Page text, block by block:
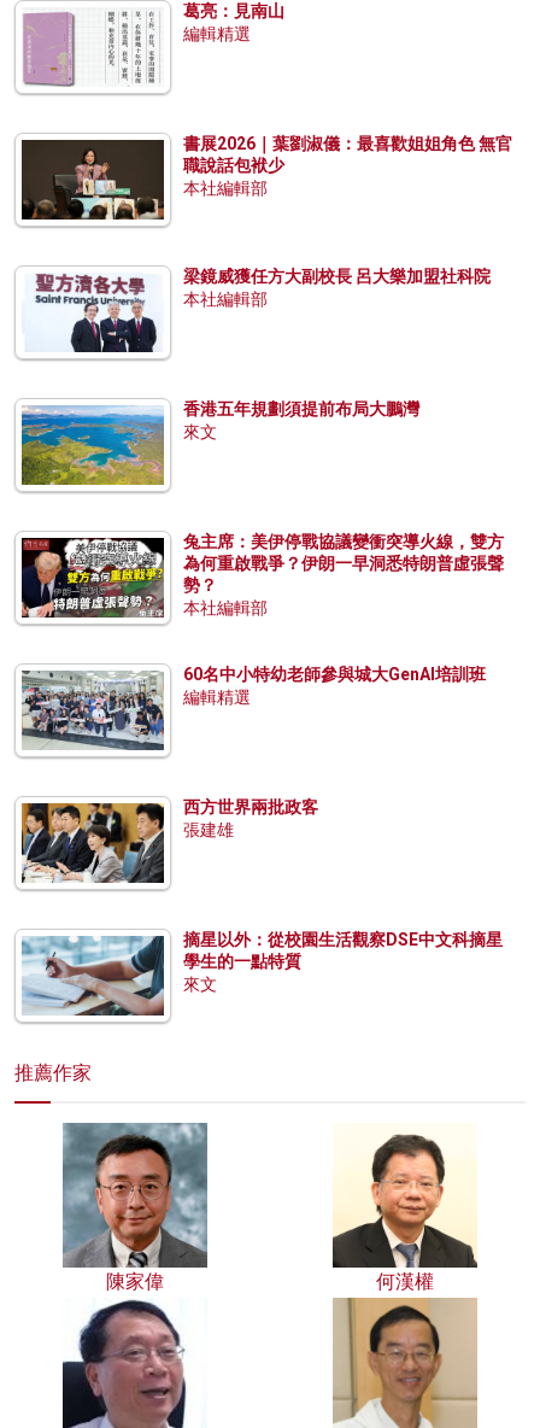
葛亮：見南山
編輯精選
書展2026｜葉劉淑儀：最喜歡姐姐角色 無官
職說話包袱少
本社編輯部
梁鏡威獲任方大副校長 呂大樂加盟社科院
本社編輯部
香港五年規劃須提前布局大鵬灣
來文
兔主席：美伊停戰協議變衝突導火線，雙方
為何重啟戰爭？伊朗一早洞悉特朗普虛張聲
勢？
本社編輯部
60名中小特幼老師參與城大GenAI培訓班
編輯精選
西方世界兩批政客
張建雄
摘星以外：從校園生活觀察DSE中文科摘星
學生的一點特質
來文
推薦作家
陳家偉 何漢權